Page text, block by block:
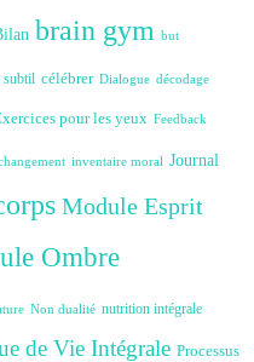
brain gym but
subtil célébrer Dialogue décodage
pour les yeux Feedback
inventaire moral Journal
Module Esprit
Ombre
Non dualité nutrition intégrale
de Vie Intégrale Processus